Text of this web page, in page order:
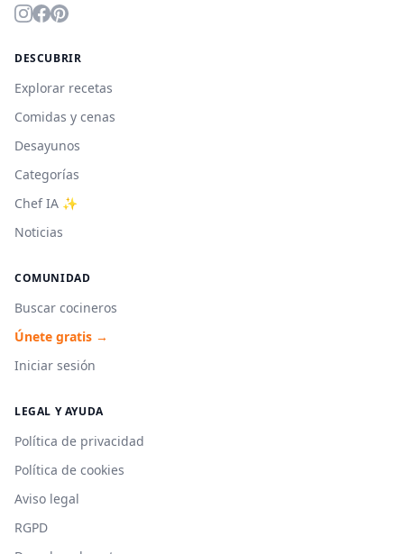
DESCUBRIR
Explorar recetas
Comidas y cenas
Desayunos
Categorías
Chef IA ✨
Noticias
COMUNIDAD
Buscar cocineros
Únete gratis →
Iniciar sesión
LEGAL Y AYUDA
Política de privacidad
Política de cookies
Aviso legal
RGPD